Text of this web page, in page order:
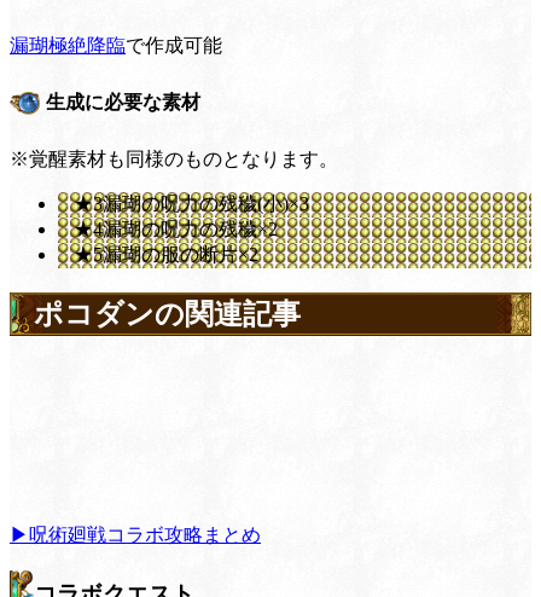
漏瑚極絶降臨で作成可能
生成に必要な素材
※覚醒素材も同様のものとなります。
★3漏瑚の呪力の残穢(小)×3
★4漏瑚の呪力の残穢×2
★5漏瑚の服の断片×2
ポコダンの関連記事
▶呪術廻戦コラボ攻略まとめ